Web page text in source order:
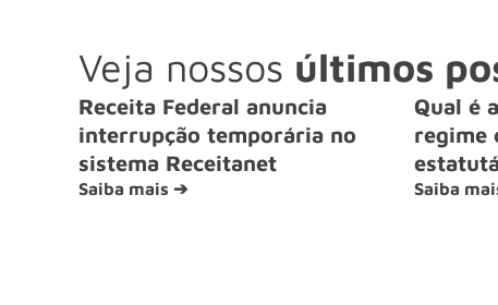
Veja nossos últimos
Receita Federal anuncia
interrupção temporária no
sistema Receitanet
Saiba mais ➔
Qual é
regime
Saiba